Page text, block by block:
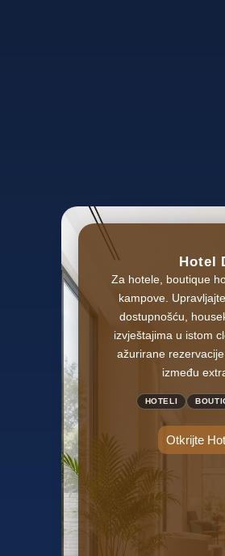
Hotel
Za hotele, boutique
kampove.
dostupnošću,
izvještajima u istom
ažurirane
između
HOTELI
Otkrijte